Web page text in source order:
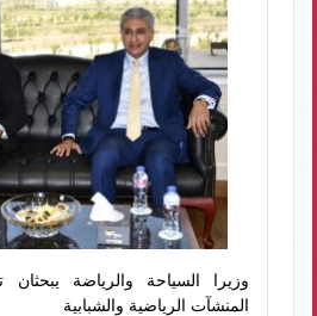
وزيرا السياحة والرياضة
المنشآت الرياضية والشبابية